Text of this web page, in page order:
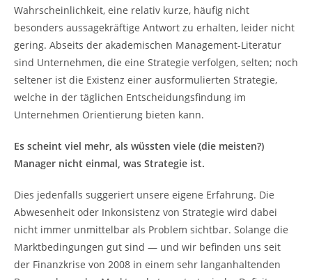
Wahrscheinlichkeit, eine relativ kurze, häufig nicht
besonders aussagekräftige Antwort zu erhalten, leider nicht
gering. Abseits der akademischen Management-Literatur
sind Unternehmen, die eine Strategie verfolgen, selten; noch
seltener ist die Existenz einer ausformulierten Strategie,
welche in der täglichen Entscheidungsfindung im
Unternehmen Orientierung bieten kann.
Es scheint viel mehr, als wüssten viele (die meisten?)
Manager nicht einmal, was Strategie ist.
Dies jedenfalls suggeriert unsere eigene Erfahrung. Die
Abwesenheit oder Inkonsistenz von Strategie wird dabei
nicht immer unmittelbar als Problem sichtbar. Solange die
Marktbedingungen gut sind — und wir befinden uns seit
der Finanzkrise von 2008 in einem sehr langanhaltenden